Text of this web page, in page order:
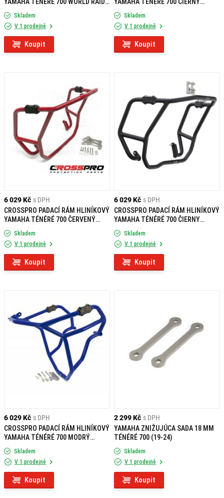
MODRÝ
Skladem
V 1 prodejně
Koupit
(EURO5 MODEL)
Skladem
V 1 prodejně
Koupit
6 029 Kč s DPH
CROSSPRO PADACÍ RÁM HLINÍKOVÝ
YAMAHA TÉNÉRÉ 700 ČERVENÝ
(EURO5 MODEL)
Skladem
V 1 prodejně
Koupit
6 029 Kč s DPH
CROSSPRO PADACÍ RÁM HLINÍKOVÝ
YAMAHA TÉNÉRÉ 700 ČIERNY
MATNÝ (EURO5 MODEL)
Skladem
V 1 prodejně
Koupit
6 029 Kč s DPH
CROSSPRO PADACÍ RÁM HLINÍKOVÝ
YAMAHA TÉNÉRÉ 700 MODRÝ
(EURO5 MODEL)
Skladem
V 1 prodejně
Koupit
2 299 Kč s DPH
YAMAHA ZNIŽUJÚCA SADA 18 MM
TÉNÉRÉ 700 (19-24)
Skladem
V 1 prodejně
Koupit